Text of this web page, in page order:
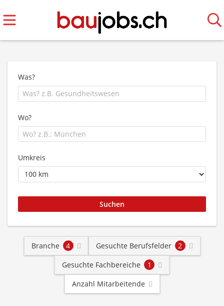
Was?
Wo?
Umkreis
Branche 4 Gesuchte Berufsfelder
2
Gesuchte Fachbereiche
1
Anzahl Mitarbeitende